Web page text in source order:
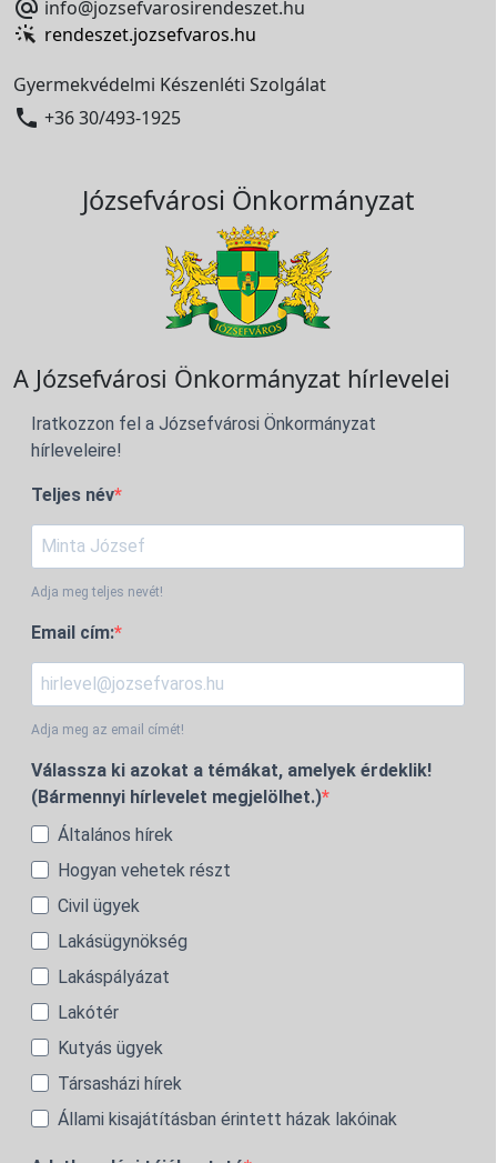
 info@jozsefvarosirendeszet.hu
rendeszet.jozsefvaros.hu
Gyermekvédelmi Készenléti Szolgálat
 +36 30/493-1925
Józsefvárosi Önkormányzat
A Józsefvárosi Önkormányzat hírlevelei
Iratkozzon fel a Józsefvárosi Önkormányzat
hírleveleire!
Teljes név
Adja meg teljes nevét!
Email cím:
Adja meg az email címét!
Válassza ki azokat a témákat, amelyek érdeklik!
(Bármennyi hírlevelet megjelölhet.)
Általános hírek
Hogyan vehetek részt
Civil ügyek
Lakásügynökség
Lakáspályázat
Lakótér
Kutyás ügyek
Társasházi hírek
Állami kisajátításban érintett házak lakóinak